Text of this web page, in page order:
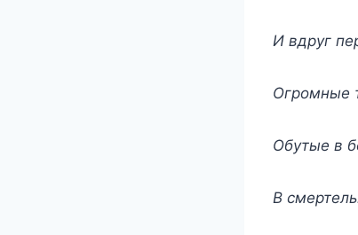
И вдруг
Огромные
Обутые в
В